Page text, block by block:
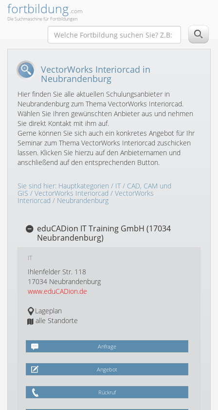
fortbildung.com
Die Suchmaschine für Fortbildungen
VectorWorks Interiorcad in
Neubrandenburg
Hier finden Sie alle aktuellen Schulungsanbieter in
Neubrandenburg zum Thema VectorWorks Interiorcad.
Wählen Sie Ihren gewünschten Anbieter aus und nehmen
Sie direkt Kontakt mit ihm auf.
Gerne können Sie sich auch ein konkretes Angebot für Ihr
Seminar zum Thema VectorWorks Interiorcad zuschicken
lassen. Klicken Sie hierzu auf den Anbieternamen und
anschließend auf den entsprechenden Button.
Sie sind hier: Hauptkategorien / IT/ CAD, CAM und
GIS / VectorWorks Interiorcad / VectorWorks
Interiorcad / Neubrandenburg
eduCADion IT Training GmbH (17034
Neubrandenburg)
IT
Ihlenfelder Str. 118
17034 Neubrandenburg
www.eduCADion.de
Lageplan
alle Standorte
Anfrage
Angebot
Rückruf